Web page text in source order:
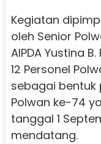
Kegiatan
oleh Senior
AIPDA Yustina
12 Personel
sebagai bentuk
Polwan ke-74
tanggal 1
mendatang.